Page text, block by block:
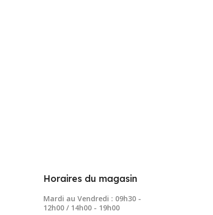
Horaires du magasin
Mardi au Vendredi : 09h30 -
12h00 / 14h00 - 19h00